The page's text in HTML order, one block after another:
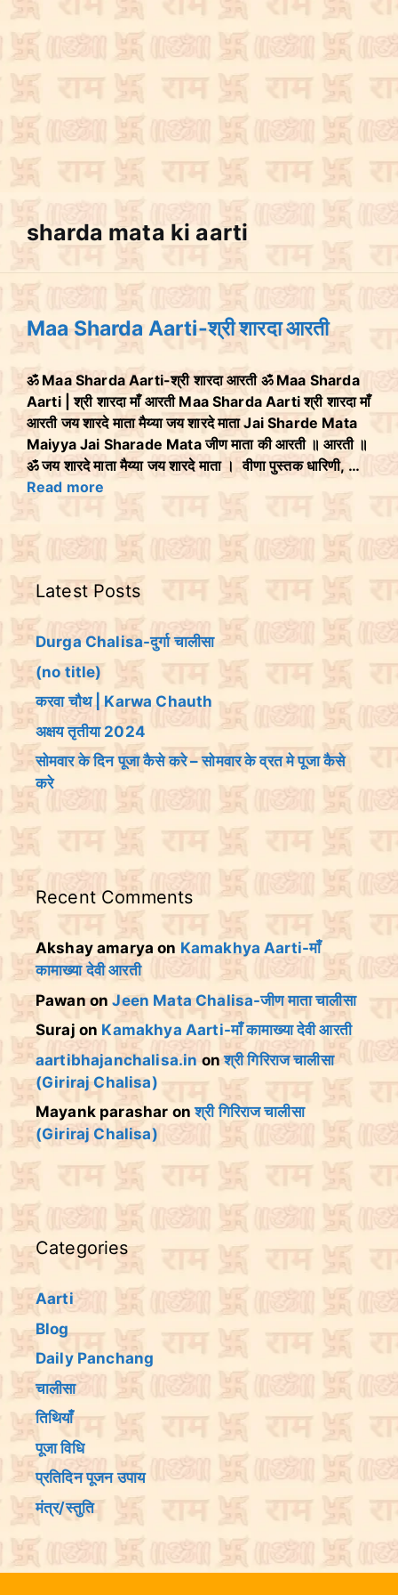
sharda mata ki aarti
Maa Sharda Aarti-श्री शारदा आरती
ॐ Maa Sharda Aarti-श्री शारदा आरती ॐ Maa Sharda
Aarti | श्री शारदा माँ आरती Maa Sharda Aarti श्री शारदा माँ
आरती जय शारदे माता मैय्या जय शारदे माता Jai Sharde Mata
Maiyya Jai Sharade Mata जीण माता की आरती ॥ आरती ॥
ॐ जय शारदे माता मैय्या जय शारदे माता । वीणा पुस्तक धारिणी, …
Read more
Latest Posts
Durga Chalisa-दुर्गा चालीसा
(no title)
करवा चौथ | Karwa Chauth
अक्षय तृतीया 2024
सोमवार के दिन पूजा कैसे करे – सोमवार के व्रत मे पूजा कैसे
करे
Recent Comments
Akshay amarya on Kamakhya Aarti-माँ
कामाख्या देवी आरती
PawanonJeen Mata Chalisa-जीण माता चालीसा
Suraj on Kamakhya Aarti-माँ कामाख्या देवी आरती
aartibhajanchalisa.in onश्री गिरिराज चालीसा
(Giriraj Chalisa)
Mayank parashar onश्री गिरिराज चालीसा
(Giriraj Chalisa)
Categories
Aarti
Blog
Daily Panchang
चालीसा
तिथियांँ
पूजा विधि
प्रतिदिन पूजन उपाय
मंत्र/स्तुति